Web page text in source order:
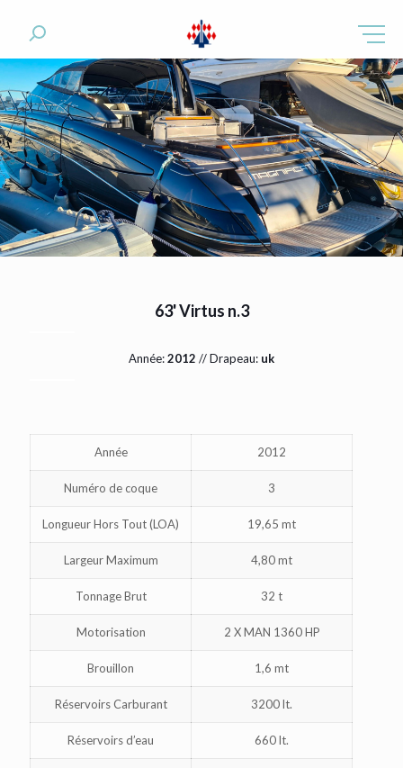
63' Virtus n.3
Année:2012 // Drapeau: uk
Année 2012
Numéro de coque 3
Longueur Hors Tout (LOA) 19,65 mt
Largeur Maximum 4,80 mt
Tonnage Brut 32 t
Motorisation 2 X MAN 1360 HP
Brouillon 1,6 mt
Réservoirs Carburant 3200 lt.
Réservoirs d’eau 660 lt.